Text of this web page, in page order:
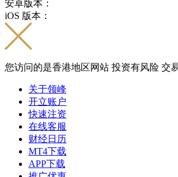
安卓版本：
iOS 版本：
您访问的是香港地区网站 投资有风险 交
关于领峰
开立账户
快速注资
在线客服
财经日历
MT4下载
APP下载